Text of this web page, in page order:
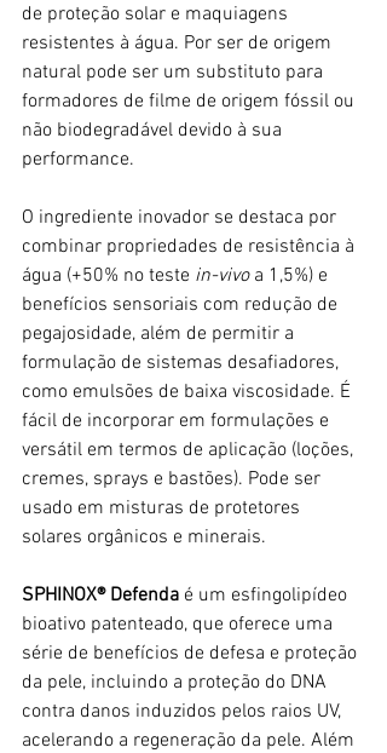
de proteção solar e maquiagens
resistentes à água. Por ser de origem
natural pode ser um substituto para
formadores de filme de origem fóssil ou
não biodegradável devido à sua
performance.
O ingrediente inovador se destaca por
combinar propriedades de resistência à
água (+50% no teste in-vivo a 1,5%) e
benefícios sensoriais com redução de
pegajosidade, além de permitir a
formulação de sistemas desafiadores,
como emulsões de baixa viscosidade. É
fácil de incorporar em formulações e
versátil em termos de aplicação (loções,
cremes, sprays e bastões). Pode ser
usado em misturas de protetores
solares orgânicos e minerais.
SPHINOX® Defenda é um esfingolipídeo
bioativo patenteado, que oferece uma
série de benefícios de defesa e proteção
da pele, incluindo a proteção do DNA
contra danos induzidos pelos raios UV,
acelerando a regeneração da pele. Além